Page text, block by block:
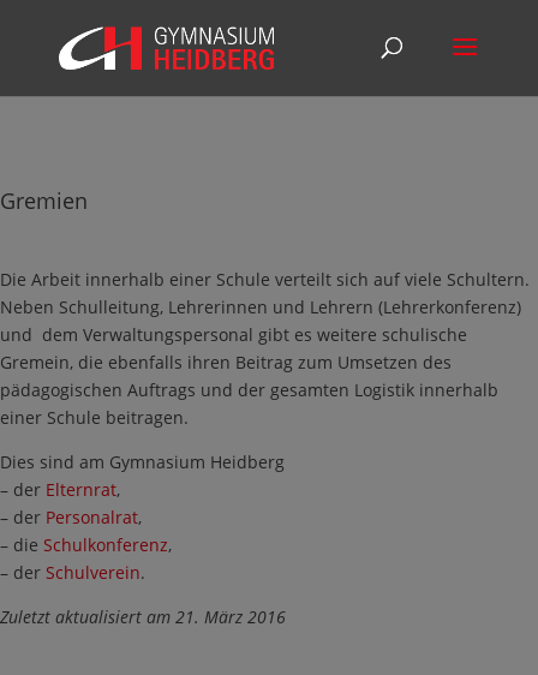
Gremien
Die Arbeit innerhalb einer Schule verteilt sich auf viele Schultern.
Neben Schulleitung, Lehrerinnen und Lehrern (Lehrerkonferenz)
und dem Verwaltungspersonal gibt es weitere schulische
Gremein, die ebenfalls ihren Beitrag zum Umsetzen des
pädagogischen Auftrags und der gesamten Logistik innerhalb
einer Schule beitragen.
Dies sind am Gymnasium Heidberg
– der Elternrat,
– der Personalrat,
– die Schulkonferenz,
– der Schulverein.
Zuletzt aktualisiert am 21. März 2016